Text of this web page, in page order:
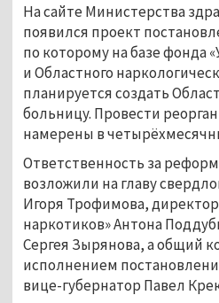
На сайте Министерства
появился проект
по которому на базе фонда
и Областного
планируется создать
больницу. Провести
намерены в
Ответственность за
возложили на главу
Игоря Трофимова,
наркотиков» Антона
Сергея Зырянова, а общий
исполнением
вице-губернатор Павел